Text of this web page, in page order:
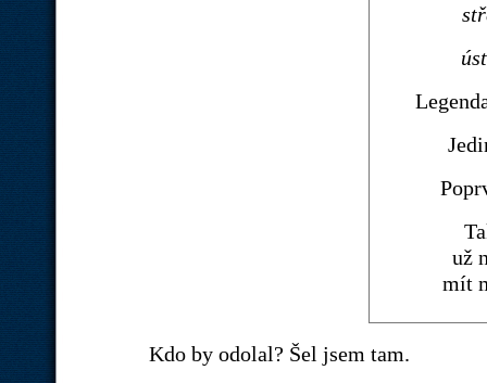
už
mít
Kdo by odolal? Šel jsem tam.